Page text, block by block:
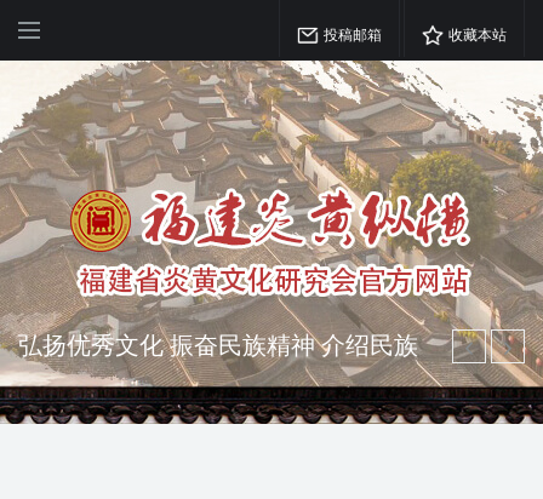
投稿邮箱 收藏本站
突出海西特色 报道台港澳侨 坚持古为
今用 力求雅俗共赏
弘扬优秀文化 振奋民族精神 介绍民族